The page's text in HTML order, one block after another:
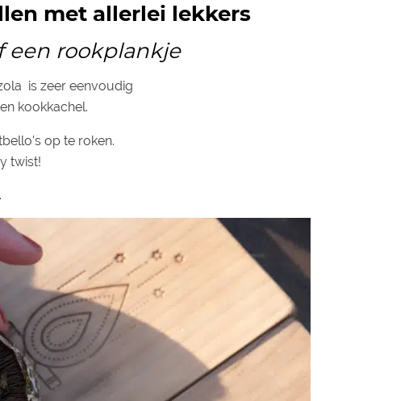
met allerlei lekkers
een rookplankje
is zeer eenvoudig
kookkachel.
op te roken.
twist!